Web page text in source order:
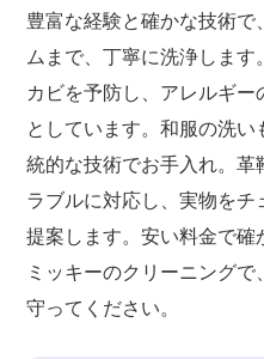
豊富な経験と確かな技術
ムまで、丁寧に洗浄しま
カビを予防し、アレルギ
としています。和服の洗
統的な技術でお手入れ。革
ラブルに対応し、実物を
提案します。安い料金で確
ミッキーのクリーニング
守ってください。